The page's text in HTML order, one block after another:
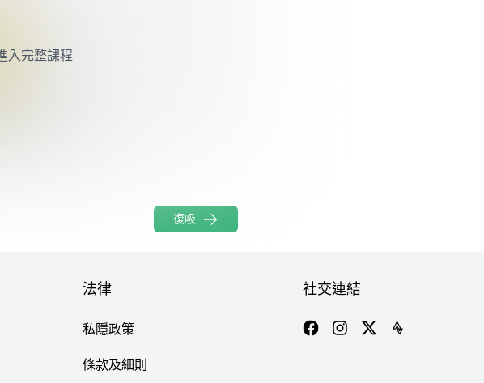
入完整課程
復吸
法律
私隱政策
條款及細則
社交連結